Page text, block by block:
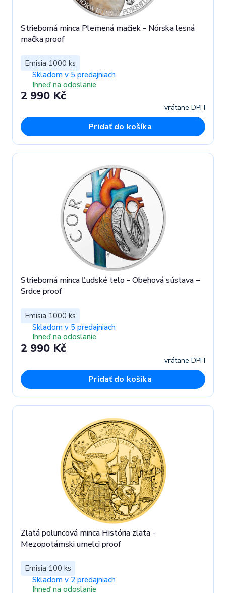
Strieborná minca Plemená mačiek - Nórska lesná
mačka proof
Emisia 1000 ks
Skladom v 5 predajniach
Ihneď na odoslanie
2 990 Kč
vrátane DPH
Pridať do košíka
Strieborná minca Ľudské telo - Obehová sústava –
Srdce proof
Emisia 1000 ks
Skladom v 5 predajniach
Ihneď na odoslanie
2 990 Kč
vrátane DPH
Pridať do košíka
Zlatá poluncová minca História zlata -
Mezopotámski umelci proof
Emisia 100 ks
Skladom v 2 predajniach
Ihneď na odoslanie